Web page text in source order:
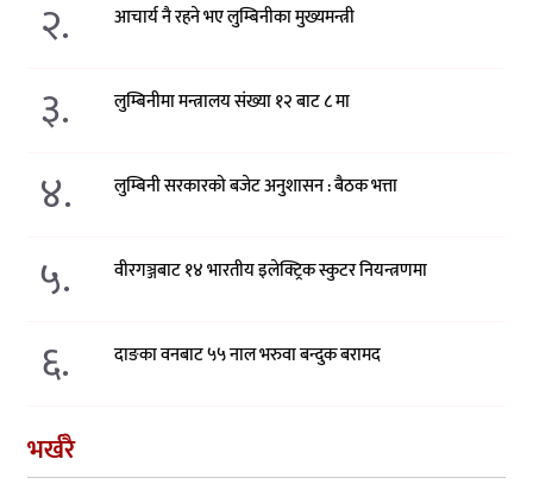
२. आचार्य नै रहने भए लुम्बिनीका मुख्यमन्त्री
३. लुम्बिनीमा मन्त्रालय संख्या १२ बाट ८ मा
४. लुम्बिनी सरकारको बजेट अनुशासन : बैठक भत्ता
५. वीरगञ्जबाट १४ भारतीय इलेक्ट्रिक स्कुटर नियन्त्रणमा
६. दाङका वनबाट ५५ नाल भरुवा बन्दुक बरामद
भर्खरै